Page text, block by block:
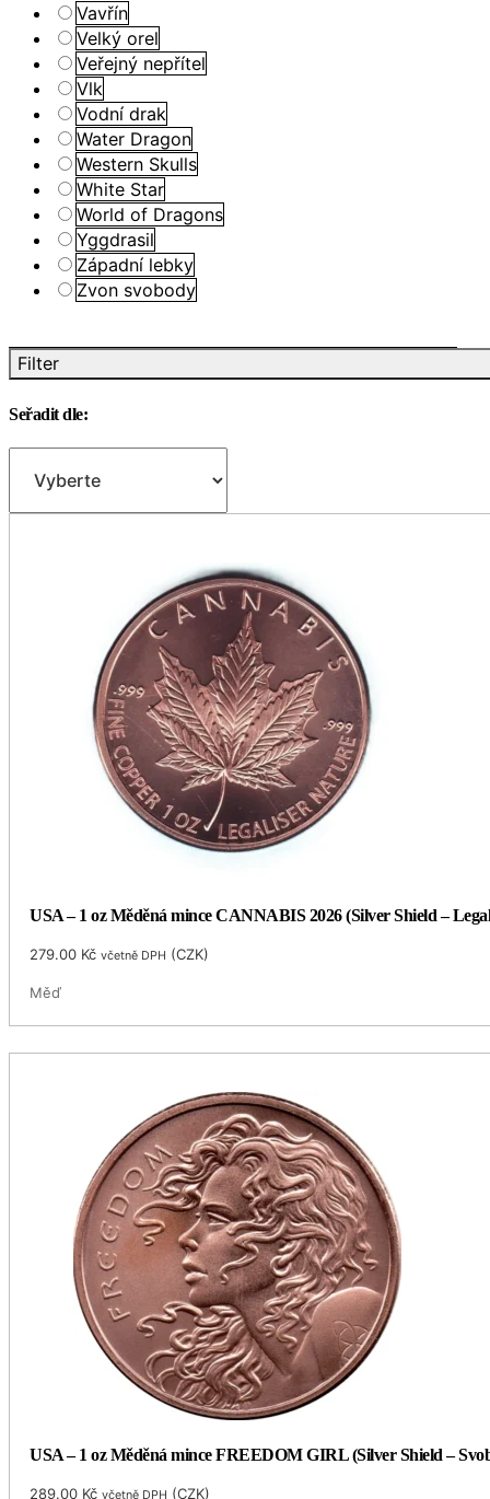
Vavřín
Velký orel
Veřejný nepřítel
Vlk
Vodní drak
Water Dragon
Western Skulls
White Star
World of Dragons
Yggdrasil
Západní lebky
Zvon svobody
Filter
Seřadit dle:
USA – 1 oz Měděná mince CANNABIS 2026 (Silver Shield –
279.00 Kč včetně DPH (CZK)
Měď
USA – 1 oz Měděná mince FREEDOM GIRL (Silver Shield –
289.00 Kč včetně DPH (CZK)